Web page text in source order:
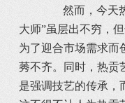
然而，今天热
大师”虽层出不穷，
为了迎合市场需求而
莠不齐。同时，热贡
是强调技艺的传承，